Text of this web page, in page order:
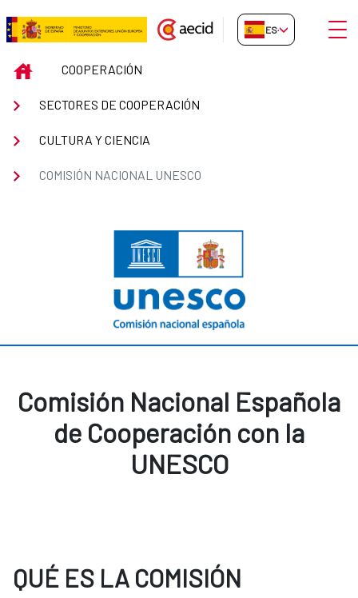
Saltar al contenido principal
Comisión Nacional UNESCO
ES-ES Abrir
INICIOCOOPERACIÓN
SECTORES DE COOPERACIÓN
CULTURA Y CIENCIA
COMISIÓN NACIONAL UNESCO
Comisión Nacional Española
de Cooperación con la
UNESCO
QUÉ ES LA COMISIÓN